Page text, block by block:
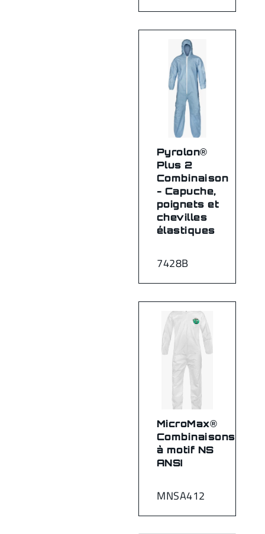
7428B
Pyrolon®
Plus 2
Combinaison
- Capuche,
poignets et
chevilles
élastiques
MNSA412
MicroMax®
Combinaisons
à motif NS
ANSI